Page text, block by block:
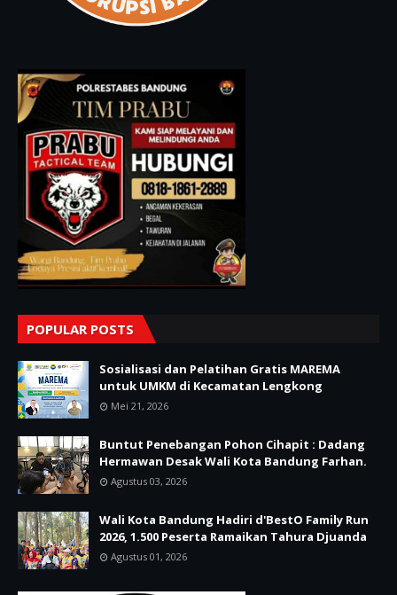
POPULAR POSTS
Sosialisasi dan Pelatihan Gratis MAREMA
untuk UMKM di Kecamatan Lengkong
Mei 21, 2026
Buntut Penebangan Pohon Cihapit : Dadang
Hermawan Desak Wali Kota Bandung Farhan.
Agustus 03, 2026
Wali Kota Bandung Hadiri d'BestO Family Run
2026, 1.500 Peserta Ramaikan Tahura Djuanda
Agustus 01, 2026